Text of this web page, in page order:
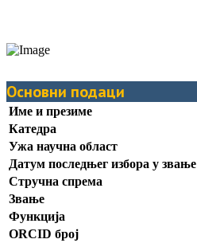
Основни подаци
Име и презиме
Катедра
Ужа научна област
Датум последњег избора у звање
Стручна спрема
Звање
Функција
ORCID број